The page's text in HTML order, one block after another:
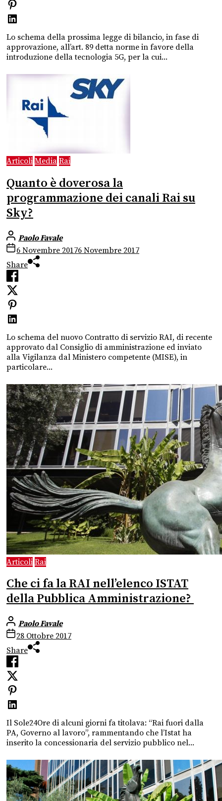
Lo schema della prossima legge di bilancio, in fase di
approvazione, all’art. 89 detta norme in favore della
introduzione della tecnologia 5G, per la cui...
Articoli Media Rai
Quanto è doverosa la
programmazione dei canali Rai su
Sky?
Paolo Favale
6 Novembre 20176 Novembre 2017
Share
Lo schema del nuovo Contratto di servizio RAI, di recente
approvato dal Consiglio di amministrazione ed inviato
alla Vigilanza dal Ministero competente (MISE), in
particolare...
Articoli Rai
Che ci fa la RAI nell’elenco ISTAT
della Pubblica Amministrazione?
Paolo Favale
28 Ottobre 2017
Share
Il Sole24Ore di alcuni giorni fa titolava: “Rai fuori dalla
PA, Governo al lavoro”, rammentando che l’Istat ha
inserito la concessionaria del servizio pubblico nel...